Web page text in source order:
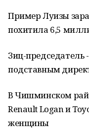
Пример Луизы
похитила 6,5
Зиц-председатель
подставным
В Чишминском
Renault Logan и
женщины